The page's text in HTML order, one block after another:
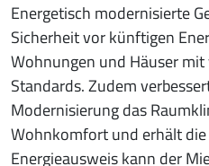
Energetisch modernisierte
Sicherheit vor künftigen
Wohnungen und Häuser
Standards. Zudem
Modernisierung das
Wohnkomfort und erhält
Energieausweis kann der